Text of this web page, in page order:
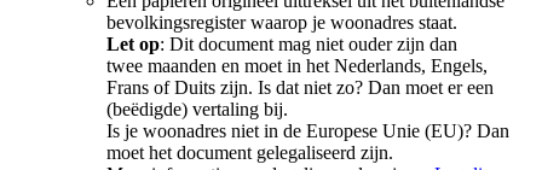
bevolkingsregister waarop je woonadres staat.
Let op: Dit document mag niet ouder zijn dan
twee maanden en moet in het Nederlands, Engels,
Frans of Duits zijn. Is dat niet zo? Dan moet er een
(beëdigde) vertaling bij.
Is je woonadres niet in de Europese Unie (EU)? Dan
moet het document gelegaliseerd zijn.